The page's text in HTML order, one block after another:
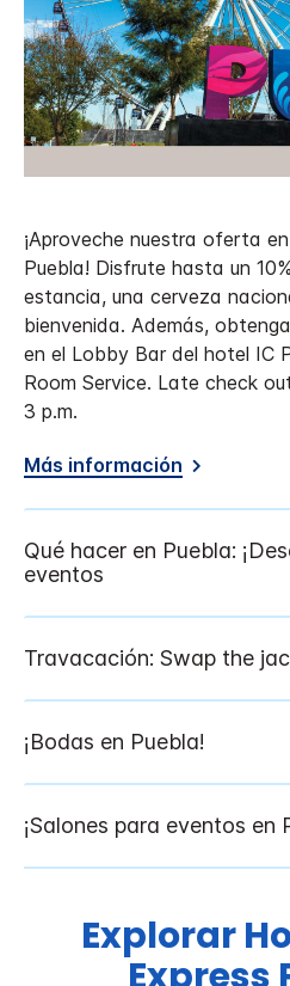
¡Aproveche nuestra oferta
Puebla! Disfrute hasta un
estancia, una cerveza
bienvenida. Además,
en el Lobby Bar del hotel IC
Room Service. Late check
3 p.m.
Más información
Explorar